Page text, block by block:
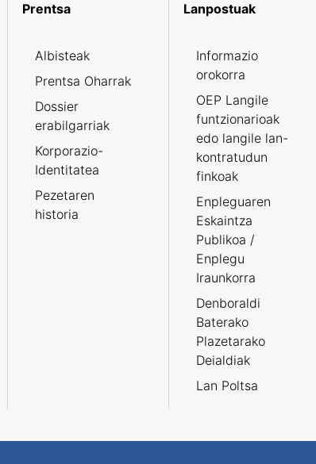
Prentsa
Albisteak
Prentsa Oharrak
Dossier
erabilgarriak
Korporazio-
Identitatea
Pezetaren
historia
Lanpostuak
Informazio
orokorra
OEP Langile
funtzionarioak
edo langile lan-
kontratudun
finkoak
Enpleguaren
Eskaintza
Publikoa /
Enplegu
Iraunkorra
Denboraldi
Baterako
Plazetarako
Deialdiak
Lan Poltsa